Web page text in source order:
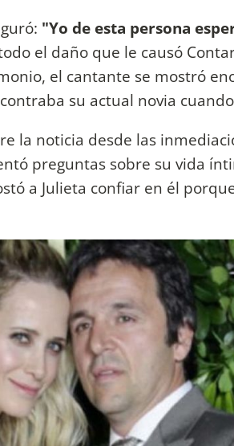
"Yo de esta persona
el daño que le causó
el cantante se mostró
su actual novia
la noticia desde las
preguntas sobre su vida
a Julieta confiar en él